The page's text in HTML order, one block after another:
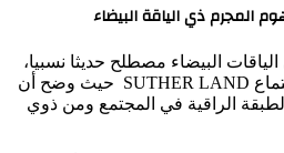
المجرم ذي الياقة البيضاء
البيضاء مصطلح حديثا نسبيا،
وأول من أطلقه هو عالم الاجتماع SUTHER LAND حيث وضح أن
الراقية في المجتمع ومن ذوي